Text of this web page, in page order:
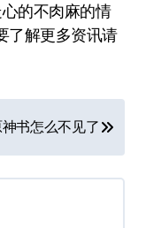
的不肉麻的情
了解更多资讯请
书怎么不见了